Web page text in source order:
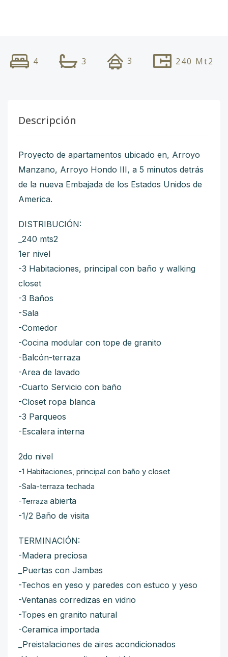
4 3 3 240 Mt2
Descripción
Proyecto de apartamentos ubicado en, Arroyo
Manzano, Arroyo Hondo III, a 5 minutos detrás
de la nueva Embajada de los Estados Unidos de
America.
DISTRIBUCIÓN:
_240 mts2
1er nivel
-3 Habitaciones, principal con baño y walking
closet
-3 Baños
-Sala
-Comedor
-Cocina modular con tope de granito
-Balcón-terraza
-Area de lavado
-Cuarto Servicio con baño
-Closet ropa blanca
-3 Parqueos
-Escalera interna
2do nivel
-1 Habitaciones, principal con baño y closet
-Sala-terraza techada
-Terraza abierta
-1/2 Baño de visita
TERMINACIÓN:
-Madera preciosa
_Puertas con Jambas
-Techos en yeso y paredes con estuco y yeso
-Ventanas corredizas en vidrio
-Topes en granito natural
-Ceramica importada
_Preistalaciones de aires acondicionados